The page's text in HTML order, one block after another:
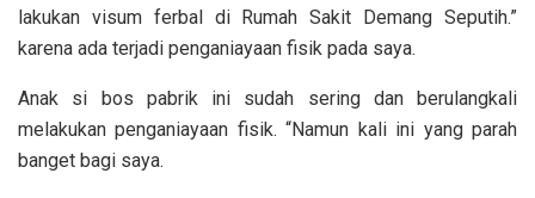
lakukan visum ferbal di Rumah Sakit Demang Seputih.”
karena ada terjadi penganiayaan fisik pada saya.
Anak si bos pabrik ini sudah sering dan berulangkali
melakukan penganiayaan fisik. “Namun kali ini yang parah
banget bagi saya.